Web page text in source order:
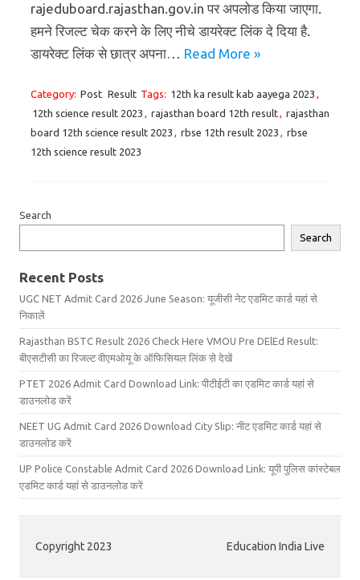
rajeduboard.rajasthan.gov.in पर अपलोड किया जाएगा.
हमने रिजल्ट चेक करने के लिए नीचे डायरेक्ट लिंक दे दिया है.
डायरेक्ट लिंक से छात्र अपना… Read More »
Category: Post Result Tags: 12th ka result kab aayega 2023 ,
12th science result 2023 , rajasthan board 12th result, rajasthan
board 12th science result 2023 , rbse 12th result 2023 , rbse
12th science result 2023
Search
Search
Recent Posts
UGC NET Admit Card 2026 June Season: यूजीसी नेट एडमिट कार्ड यहां से
निकालें
Rajasthan BSTC Result 2026 Check Here VMOU Pre DElEd Result:
बीएसटीसी का रिजल्ट वीएमओयू के ऑफिसियल लिंक से देखें
PTET 2026 Admit Card Download Link: पीटीईटी का एडमिट कार्ड यहां से
डाउनलोड करें
NEET UG Admit Card 2026 Download City Slip: नीट एडमिट कार्ड यहां से
डाउनलोड करें
UP Police Constable Admit Card 2026 Download Link: यूपी पुलिस कांस्टेबल
एडमिट कार्ड यहां से डाउनलोड करें
Copyright 2023 Education India Live